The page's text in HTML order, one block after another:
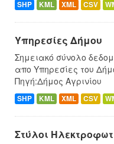
SHP KML XML CSV
Υπηρεσίες Δήμου
Σημειακό σύνολο
απο Υπηρεσίες του
Πηγή:Δήμος Αγρινίου
SHP KML XML CSV
Στύλοι